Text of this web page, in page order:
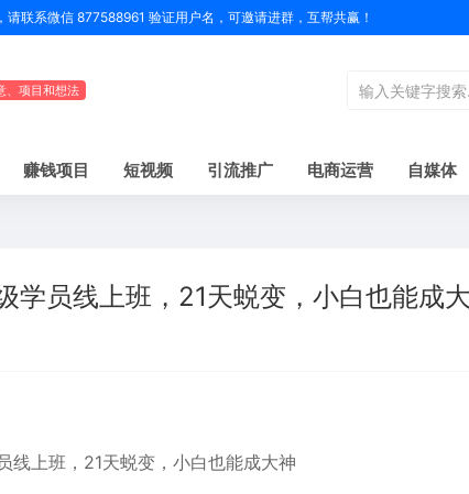
联系微信 877588961 验证用户名，可邀请进群，互帮共赢！
、项目和想法
赚钱项目 短视频 引流推广 电商运营 自媒体
学员线上班，21天蜕变，小白也能成
线上班，21天蜕变，小白也能成大神